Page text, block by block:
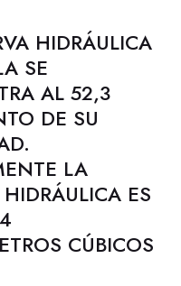
HIDRÁULICA
SE
AL 52,3
DE SU
LA
HIDRÁULICA ES
CÚBICOS